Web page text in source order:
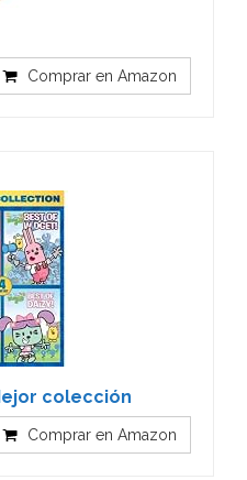
Comprar en Amazon
colección
Comprar en Amazon